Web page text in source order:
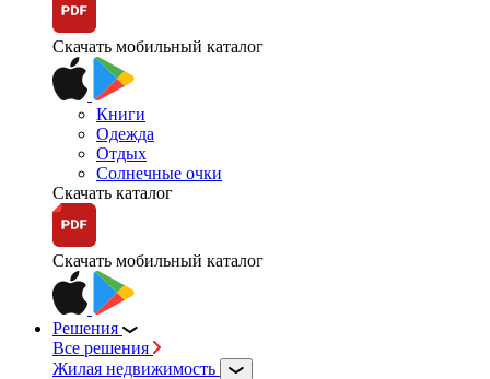
Скачать мобильный каталог
Книги
Одежда
Отдых
Солнечные очки
Скачать каталог
Скачать мобильный каталог
Решения
Все решения
Жилая недвижимость